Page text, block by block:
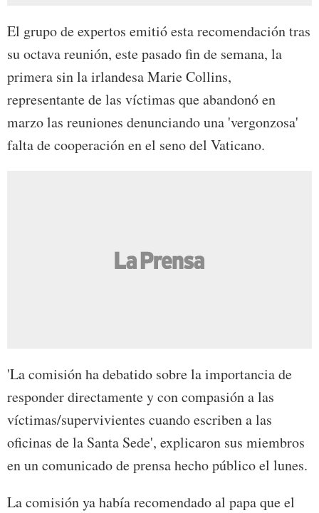
El grupo de expertos emitió esta recomendación tras
su octava reunión, este pasado fin de semana, la
primera sin la irlandesa Marie Collins,
representante de las víctimas que abandonó en
marzo las reuniones denunciando una 'vergonzosa'
falta de cooperación en el seno del Vaticano.
'La comisión ha debatido sobre la importancia de
responder directamente y con compasión a las
víctimas/supervivientes cuando escriben a las
oficinas de la Santa Sede', explicaron sus miembros
en un comunicado de prensa hecho público el lunes.
La comisión ya había recomendado al papa que el